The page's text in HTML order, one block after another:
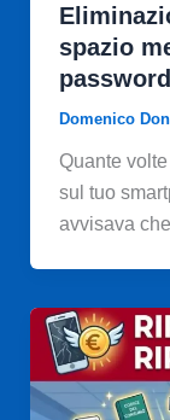
spazio
Domenico
Quante
sul tuo
avvisava